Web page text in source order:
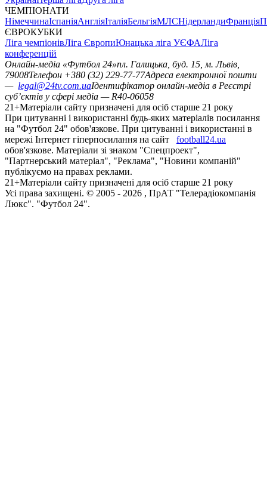
ЧЕМПІОНАТИ
НімеччинаІспаніяАнгліяІталіяБельгіяМЛСНідерландиФранція
ЄВРОКУБКИ
Ліга чемпіонівЛіга ЄвропиЮнацька ліга УЄФАЛіга
конференцій
Онлайн-медіа «Футбол 24»пл. Галицька, буд. 15, м. Львів,
79008Телефон +380 (32) 229-77-77Адреса електронної пошти
— legal@24tv.com.uaІдентифікатор онлайн-медіа в Реєстрі
суб’єктів у сфері медіа — R40-06058
21+Матеріали сайту призначені для осіб старше 21 року
При цитуванні і використанні будь-яких матеріалів посилання
на "Футбол 24" обов'язкове. При цитуванні і використанні в
мережі Інтернет гіперпосилання на сайт
football24.ua
обов'язкове. Матеріали зі знаком "Спецпроект",
"Партнерський матеріал", "Реклама", "Новини компаній"
публікуємо на правах реклами.
21+Матеріали сайту призначені для осіб старше 21 року
Усi права захищенi. © 2005 - 2026 , ПрАТ "Телерадіокомпанія
Люкс". "Футбол 24".